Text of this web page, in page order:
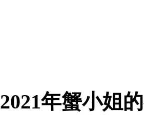
年蟹小姐